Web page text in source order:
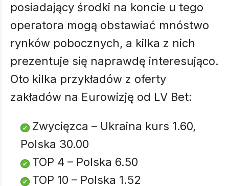
posiadający środki na koncie u tego
operatora mogą obstawiać mnóstwo
rynków pobocznych, a kilka z nich
prezentuje się naprawdę interesująco.
Oto kilka przykładów z oferty
zakładów na Eurowizję od LV Bet:
Zwycięzca – Ukraina kurs 1.60,
Polska 30.00
TOP 4 – Polska 6.50
TOP 10 – Polska 1.52